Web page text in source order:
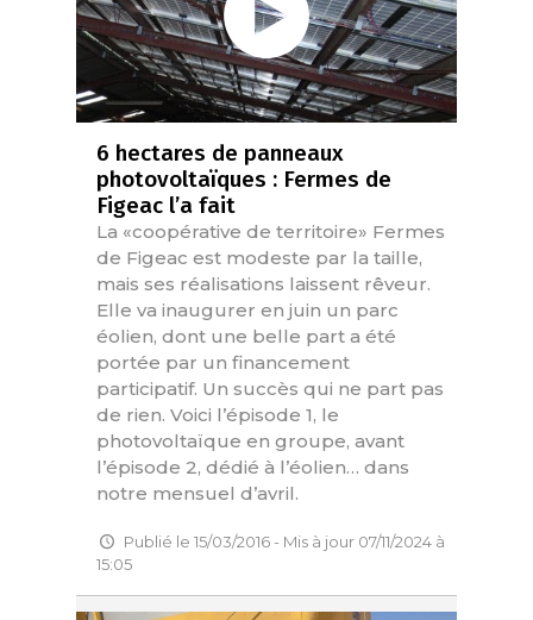
6 hectares de panneaux
photovoltaïques : Fermes de
Figeac l’a fait
La «coopérative de territoire» Fermes
de Figeac est modeste par la taille,
mais ses réalisations laissent rêveur.
Elle va inaugurer en juin un parc
éolien, dont une belle part a été
portée par un financement
participatif. Un succès qui ne part pas
de rien. Voici l’épisode 1, le
photovoltaïque en groupe, avant
l’épisode 2, dédié à l’éolien… dans
notre mensuel d’avril.
Publié le 15/03/2016 - Mis à jour 07/11/2024 à
15:05